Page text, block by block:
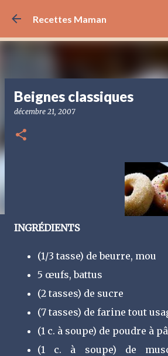
Accéder au contenu
Recettes Maman
Beignes classiques
décembre 21, 2007
INGRÉDIENTS
(1/3 tasse) de beurre, mou
5 œufs, battus
(2 tasses) de sucre
(7 tasses) de farine tout
(1 c. à soupe) de poudre à
(1 c. à soupe) de